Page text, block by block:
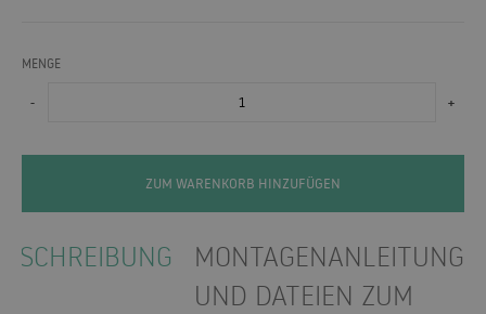
MENGE
- +
ZUM WARENKORB HINZUFÜGEN
UND DATEIEN ZUM